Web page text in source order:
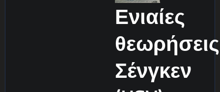
Ενιαίες
θεωρήσεις
Σένγκεν